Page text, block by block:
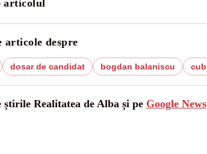
articolul
articole despre
dosar de candidat bogdan balaniscu cub
știrile Realitatea de Alba și pe Google News